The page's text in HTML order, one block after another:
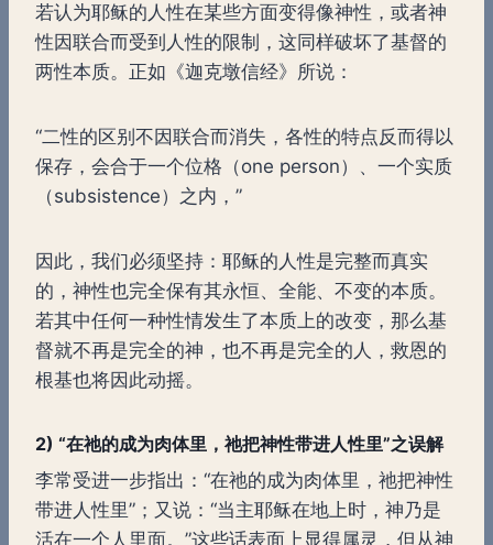
若认为耶稣的人性在某些方面变得像神性，或者神
性因联合而受到人性的限制，这同样破坏了基督的
两性本质。正如《迦克墩信经》所说：
“二性的区别不因联合而消失，各性的特点反而得以
保存，会合于一个位格（one person）、一个实质
（subsistence）之内，”
因此，我们必须坚持：耶稣的人性是完整而真实
的，神性也完全保有其永恒、全能、不变的本质。
若其中任何一种性情发生了本质上的改变，那么基
督就不再是完全的神，也不再是完全的人，救恩的
根基也将因此动摇。
2) “在祂的成为肉体里，祂把神性带进人性里”之误解
李常受进一步指出：“在祂的成为肉体里，祂把神性
带进人性里”；又说：“当主耶稣在地上时，神乃是
活在一个人里面。”这些话表面上显得属灵，但从神